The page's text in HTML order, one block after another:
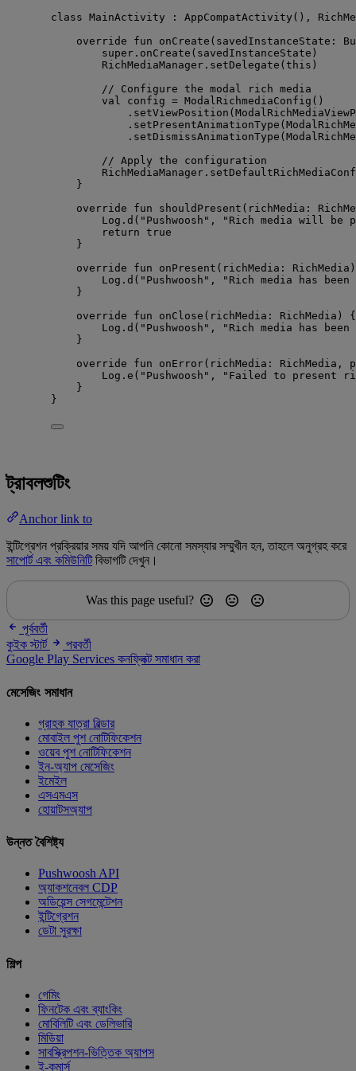
class MainActivity : AppCompatActivity(),
override
fun onCreate (savedInstanceState:
super . onCreate (savedInstanceState)
RichMediaManager. setDelegate ( this )
// Configure the modal rich media
val
config = ModalRichmediaConfig ()
. setViewPosition
. setPresentAnimationType
. setDismissAnimationType
// Apply the configuration
RichMediaManager.
}
override
fun shouldPresent (richMedia:
Log. d ( "Pushwoosh" ,
"Rich media will be
return
true
}
override
fun onPresent (richMedia:
Log. d ( "Pushwoosh" ,
"Rich media has
}
override
fun onClose (richMedia: RichMedia) {
Log. d ( "Pushwoosh" ,
"Rich media has
}
override
fun onError(richMedia: RichMedia,
Log. e ( "Pushwoosh" ,
"Failed to present
}
}
ট্রাবলশুটিং
Anchor link to
ইন্টিগ্রেশন প্রক্রিয়ার সময় যদি আপনি কোনো সমস্যার সম্মুখীন হন, তাহলে অনুগ্রহ করে
সাপোর্ট এবং কমিউনিটিবিভাগটি দেখুন।
Was this page useful?
পূর্ববর্তী
কুইক স্টার্ট
পরবর্তী
Google Play Services কনফ্লিক্ট সমাধান করা
মেসেজিং সমাধান
গ্রাহক যাত্রা বিল্ডার
মোবাইল পুশ নোটিফিকেশন
ওয়েব পুশ নোটিফিকেশন
ইন-অ্যাপ মেসেজিং
ইমেইল
এসএমএস
হোয়াটসঅ্যাপ
উন্নত বৈশিষ্ট্য
Pushwoosh API
অ্যাকশনেবল CDP
অডিয়েন্স সেগমেন্টেশন
ইন্টিগ্রেশন
ডেটা সুরক্ষা
শিল্প
গেমিং
ফিনটেক এবং ব্যাংকিং
মোবিলিটি এবং ডেলিভারি
মিডিয়া
সাবস্ক্রিপশন-ভিত্তিক অ্যাপস
ই-কমার্স